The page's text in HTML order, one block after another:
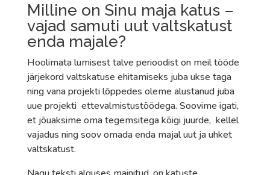
Milline on Sinu maja katus –
vajad samuti uut valtskatust
enda majale?
Hoolimata lumisest talve perioodist on meil tööde
järjekord valtskatuse ehitamiseks juba ukse taga
ning vana projekti lõppedes oleme alustanud juba
uue projekti ettevalmistustöödega. Soovime igati,
et jõuaksime oma tegemsitega kõigi juurde, kellel
vajadus ning soov omada enda majal uut ja uhket
valtskatust.